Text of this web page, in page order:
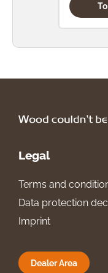
Legal
Terms and
Data protection
Imprint
Dealer Area